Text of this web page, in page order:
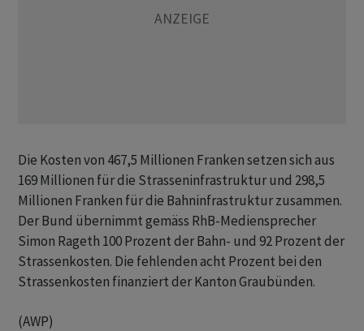
Die Kosten von 467,5 Millionen Franken setzen sich aus
169 Millionen für die Strasseninfrastruktur und 298,5
Millionen Franken für die Bahninfrastruktur zusammen.
Der Bund übernimmt gemäss RhB-Mediensprecher
Simon Rageth 100 Prozent der Bahn- und 92 Prozent der
Strassenkosten. Die fehlenden acht Prozent bei den
Strassenkosten finanziert der Kanton Graubünden.
(AWP)